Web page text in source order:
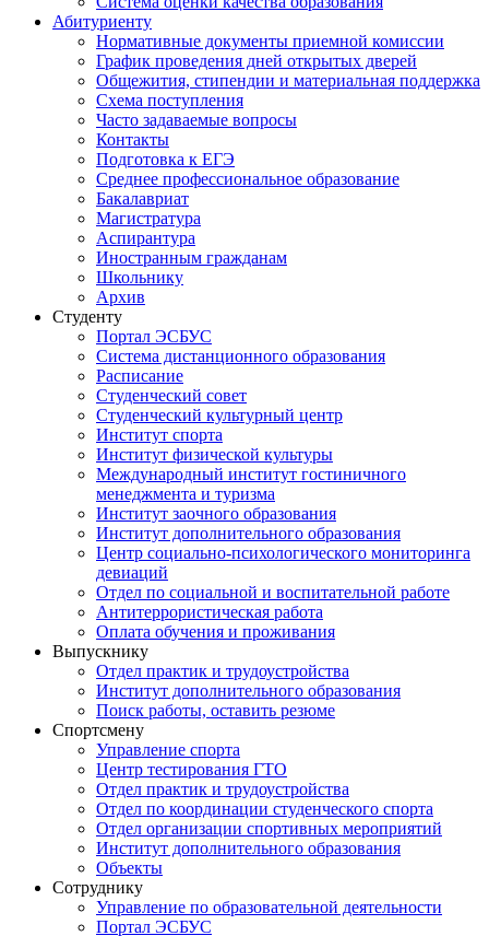
Абитуриенту
Нормативные документы приемной комиссии
График проведения дней открытых дверей
Общежития, стипендии и материальная поддержка
Схема поступления
Часто задаваемые вопросы
Контакты
Подготовка к ЕГЭ
Среднее профессиональное образование
Бакалавриат
Магистратура
Аспирантура
Иностранным гражданам
Школьнику
Архив
Студенту
Портал ЭСБУС
Система дистанционного образования
Расписание
Студенческий совет
Студенческий культурный центр
Институт спорта
Институт физической культуры
Международный институт гостиничного
менеджмента и туризма
Институт заочного образования
Институт дополнительного образования
Центр социально-психологического мониторинга
девиаций
Отдел по социальной и воспитательной работе
Антитеррористическая работа
Оплата обучения и проживания
Выпускнику
Отдел практик и трудоустройства
Институт дополнительного образования
Поиск работы, оставить резюме
Спортсмену
Управление спорта
Центр тестирования ГТО
Отдел практик и трудоустройства
Отдел по координации студенческого спорта
Отдел организации спортивных мероприятий
Институт дополнительного образования
Объекты
Сотруднику
Управление по образовательной деятельности
Портал ЭСБУС